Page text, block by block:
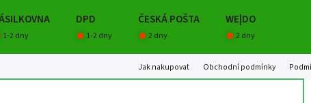
DPD ČESKÁ POŠTA WE|DO
1-2 dny 1-2 dny 2 dny 2 dny
Jak nakupovat Obchodní podmínky